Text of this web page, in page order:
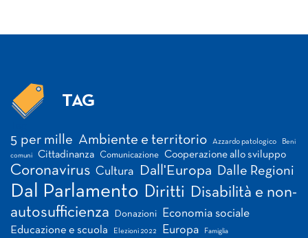
TAG
5 per mille Ambiente e territorio Azzardo patologico Beni
comuni Cittadinanza Comunicazione Cooperazione allo sviluppo
Coronavirus Cultura Dall'Europa Dalle Regioni
Dal Parlamento Diritti Disabilità e non-
autosufficienza
Donazioni Economia sociale
Educazione e scuola Elezioni 2022 Europa Famiglia